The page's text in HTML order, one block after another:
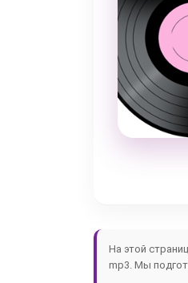
На этой
mp3. Мы